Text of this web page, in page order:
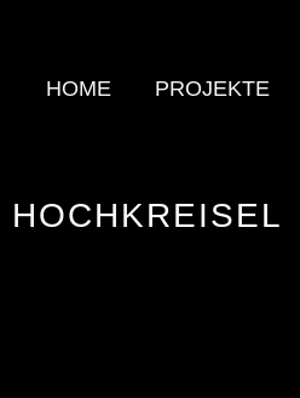
springenHOME PROJEKTE
HOCHKREISEL